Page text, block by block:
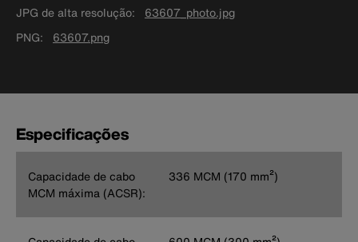
JPG de alta resolução
63607_photo.jpg
PNG
63607.png
Especificações
Capacidade de cabo
MCM máxima (ACSR):
336 MCM (170 mm²)